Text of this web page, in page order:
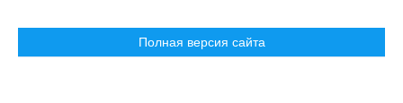
Полная версия сайта